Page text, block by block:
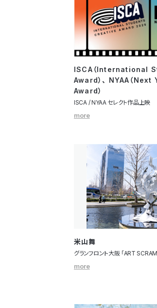
ISCA（International
Award）、 NYAA（
Award）
ISCA / NYAA セレクト作品上映
more
米山舞
グランフロント大阪 「ART
more